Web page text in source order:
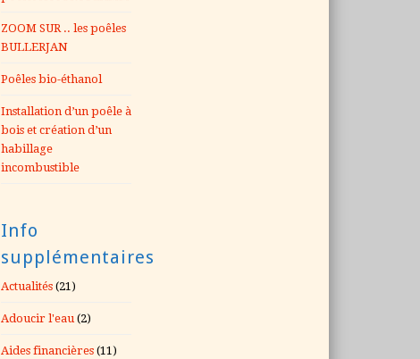
ZOOM SUR .. les poêles
BULLERJAN
Poêles bio-éthanol
Installation d’un poêle à
bois et création d’un
habillage
incombustible
Info
supplémentaires
Actualités(21)
Adoucir l'eau (2)
Aides financières(11)